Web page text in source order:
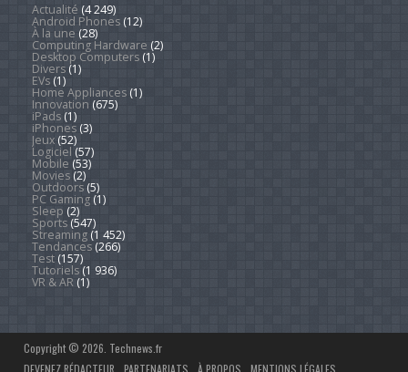
Actualité (4 249)
Android Phones(12)
À la une (28)
Computing Hardware (2)
Desktop Computers(1)
Divers(1)
EVs(1)
Home Appliances(1)
Innovation (675)
iPads(1)
iPhones(3)
Jeux(52)
Logiciel (57)
Mobile (53)
Movies(2)
Outdoors(5)
PC Gaming(1)
Sleep (2)
Sports(547)
Streaming(1 452)
Tendances(266)
Test(157)
Tutoriels(1 936)
VR & AR(1)
Copyright © 2026. Technews.fr